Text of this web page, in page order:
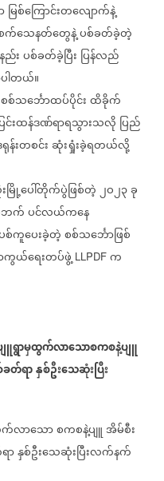
မြစ်ကြောင်းတလျောက်နဲ့
က်သေနတ်တွေနဲ့ပစ်ခတ်ခဲ့တဲ့
းပစ်ခတ်ခဲ့ပြီး ပြန်လည်
ပါတယ်။
စစ်သင်္ဘောထပ်ပိုင်းထိခိုက်
ြင်းထန်ဒဏ်ရာရသွားသလို ပြည်
န်းတစင်းဆုံးရှုံးခဲ့ရတယ်လို့
မြို့ပေါ်တိုက်ပွဲဖြစ်တဲ့၂ဝ၂၃ခု
ဘက်ပင်လယ်ကနေ
ကူပေးခဲ့တဲ့စစ်သင်္ဘောဖြစ်
ကွယ်ရေးတပ်ဖွဲ့ LLPDF က
ျူရွာမှထွက်လာသောစကစနဲ့ပျူ
တ်ရာနှစ်ဦးသေဆုံးပြီး
လာသောစကစနဲ့ပျူအိမ်စီး
ာနှစ်ဦးသေဆုံးပြီးလက်နက်